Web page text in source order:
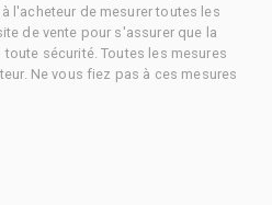
l'acheteur de mesurer toutes les
de vente pour s'assurer que la
sécurité. Toutes les mesures
Ne vous fiez pas à ces mesures